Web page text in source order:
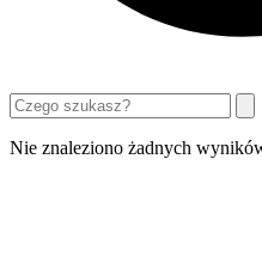
Nie znaleziono żadnych